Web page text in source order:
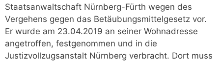
Staatsanwaltschaft Nürnberg-Fürth wegen des
Vergehens gegen das Betäubungsmittelgesetz vor.
Er wurde am 23.04.2019 an seiner Wohnadresse
angetroffen, festgenommen und in die
Justizvollzugsanstalt Nürnberg verbracht. Dort muss